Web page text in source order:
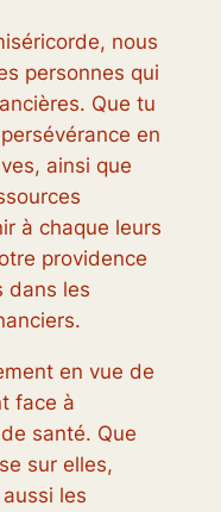
nous
personnes qui
Que tu
en
ainsi que
à chaque leurs
providence
dans les
en vue de
face à
santé. Que
sur elles,
les